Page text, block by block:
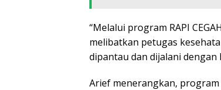
“Melalui program RAPI
melibatkan petugas
dipantau dan dijalani dengan
Arief menerangkan,